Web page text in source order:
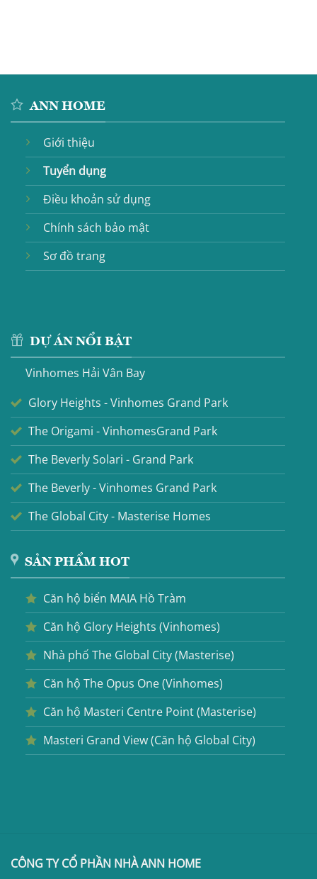
ANN HOME
Giới thiệu
Tuyển dụng
Điều khoản sử dụng
Chính sách bảo mật
Sơ đồ trang
DỰ ÁN NỔI BẬT
Vinhomes Hải Vân Bay
Glory Heights - Vinhomes Grand Park
The Origami - VinhomesGrand Park
The Beverly Solari - Grand Park
The Beverly - Vinhomes Grand Park
The Global City - Masterise Homes
SẢN PHẨM HOT
Căn hộ biển MAIA Hồ Tràm
Căn hộ Glory Heights (Vinhomes)
Nhà phố The Global City (Masterise)
Căn hộ The Opus One (Vinhomes)
Căn hộ Masteri Centre Point (Masterise)
Masteri Grand View (Căn hộ Global City)
CÔNG TY CỔ PHẦN NHÀ ANN HOME